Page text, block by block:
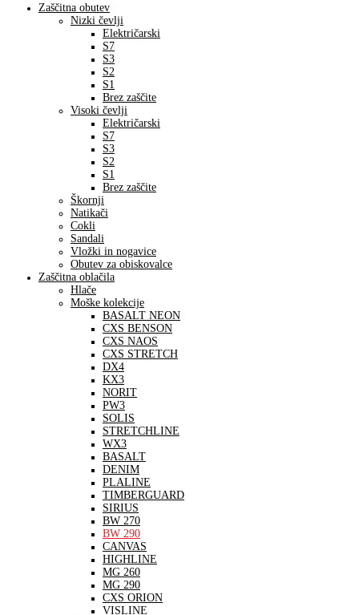
Zaščitna obutev
Nizki čevlji
Električarski
S7
S3
S2
S1
Brez zaščite
Visoki čevlji
Električarski
S7
S3
S2
S1
Brez zaščite
Škornji
Natikači
Cokli
Sandali
Vložki in nogavice
Obutev za obiskovalce
Zaščitna oblačila
Hlače
Moške kolekcije
BASALT NEON
CXS BENSON
CXS NAOS
CXS STRETCH
DX4
KX3
NORIT
PW3
SOLIS
STRETCHLINE
WX3
BASALT
DENIM
PLALINE
TIMBERGUARD
SIRIUS
BW 270
BW 290
CANVAS
HIGHLINE
MG 260
MG 290
CXS ORION
VISLINE